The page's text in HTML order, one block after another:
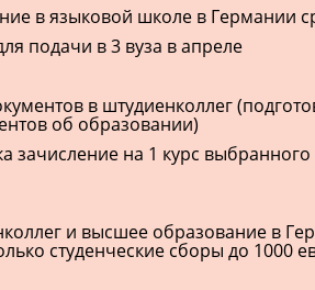
в языковой школе в Германии
подачи в 3 вуза в апреле
в штудиенколлег
об образовании)
зачисление на 1 курс
и высшее образование в
студенческие сборы до 1000